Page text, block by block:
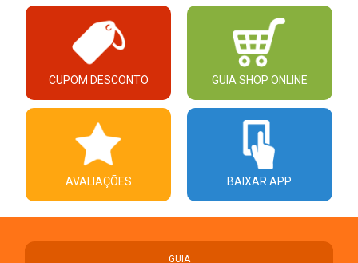
CUPOM DESCONTO GUIA SHOP ONLINE
AVALIAÇÕES BAIXAR APP
GUIA